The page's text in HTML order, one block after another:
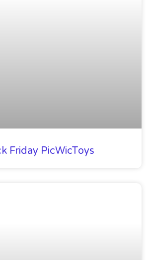
Friday PicWicToys